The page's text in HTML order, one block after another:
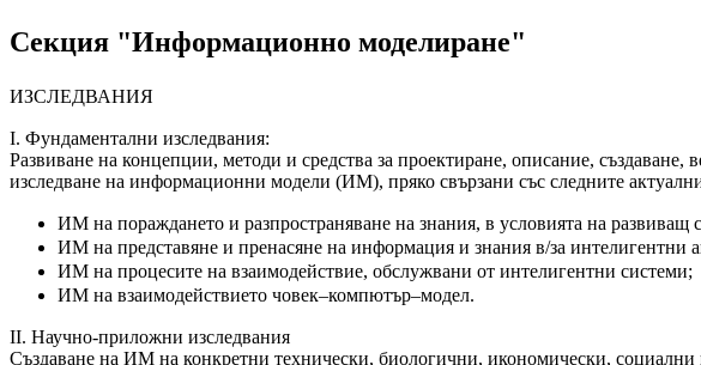
Секция "Информационно моделиране"
ИЗСЛЕДВАНИЯ
І. Фундаментални изследвания:
Развиване на концепции, методи и средства за проектиране, описание,
изследване на информационни модели (ИМ), пряко свързани със следните
ИМ на пораждането и разпространяване на знания, в условията на развиващ
ИМ на представяне и пренасяне на информация и знания в/за интелигентни
ИМ на процесите на взаимодействие, обслужвани от интелигентни системи;
ИМ на взаимодействието човек–компютър–модел.
ІІ. Научно-приложни изследвания
Създаване на ИМ на конкретни технически, биологични, икономически, социални